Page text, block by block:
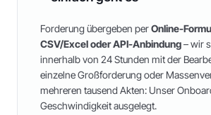
Forderung übergeben perOnline-
CSV/Excel oder API-Anbindung– wir
innerhalb von 24 Stunden mit der
einzelne Großforderung oder
mehreren tausend Akten: Unser
Geschwindigkeit ausgelegt.